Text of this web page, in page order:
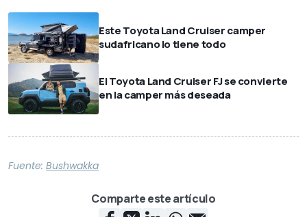
Este Toyota Land Cruiser camper
sudafricano lo tiene todo
El Toyota Land Cruiser FJ se convierte
en la camper más deseada
Fuente: Bushwakka
Comparte este artículo